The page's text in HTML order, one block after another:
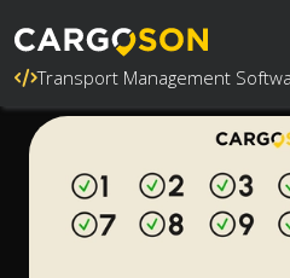
Transport Management